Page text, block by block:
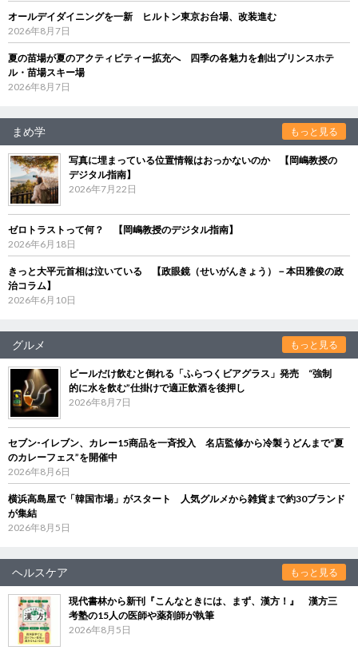
オールデイダイニングを一新 ヒルトン東京お台場、改装進む
2026年8月7日
夏の苗場が夏のアクティビティー拡充へ 四季の各魅力を創出プリンスホテ
ル・苗場スキー場
2026年8月7日
まめ学 もっと見る
写真に埋まっている位置情報はおっかないのか 【岡嶋教授の
デジタル指南】
2026年7月22日
ゼロトラストって何？ 【岡嶋教授のデジタル指南】
2026年6月18日
きっと大平元首相は泣いている 【政眼鏡（せいがんきょう）－本田雅俊の政
治コラム】
2026年6月10日
グルメ もっと見る
ビールだけ飲むと倒れる「ふらつくビアグラス」発売 “強制
的に水を飲む”仕掛けで適正飲酒を後押し
2026年8月7日
セブン‐イレブン、カレー15商品を一斉投入 名店監修から冷製うどんまで“夏
のカレーフェス”を開催中
2026年8月6日
横浜高島屋で「韓国市場」がスタート 人気グルメから雑貨まで約30ブランド
が集結
2026年8月5日
ヘルスケア もっと見る
現代書林から新刊『こんなときには、まず、漢方！』 漢方三
考塾の15人の医師や薬剤師が執筆
2026年8月5日